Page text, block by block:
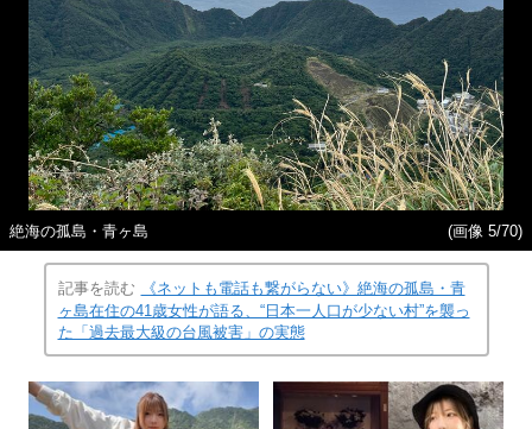
絶海の孤島・青ヶ島 (画像 5/70)
記事を読む
《ネットも電話も繋がらない》絶海の孤島・青
ヶ島在住の41歳女性が語る、“日本一人口が少ない村”を襲っ
た「過去最大級の台風被害」の実態